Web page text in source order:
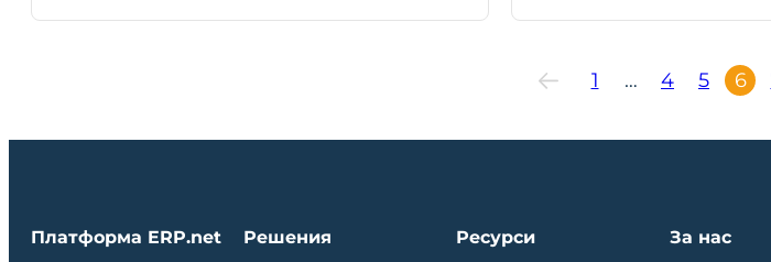
1 … 4 5 6
Платформа ERP.net Решения Ресурси За нас